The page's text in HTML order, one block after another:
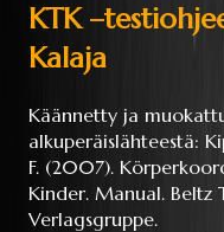
KTK
Kalaja
Käännetty ja
alkuperäislähteestä:
F. (2007).
Kinder. Manual. Beltz
Verlagsgruppe.